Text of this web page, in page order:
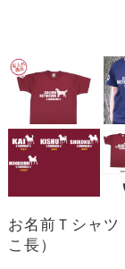
お名前Ｔシャ
こ長）